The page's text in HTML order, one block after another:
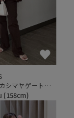
タカシマヤゲートタワーモール
(158cm)